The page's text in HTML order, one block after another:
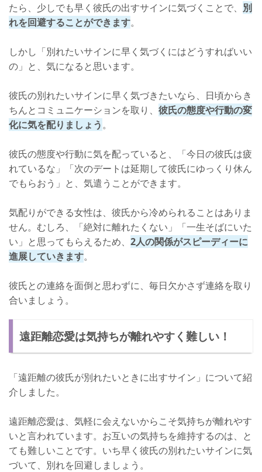
たら、少しでも早く彼氏の出すサインに気づくことで、 別
れを回避することができます。
しかし「別れたいサインに早く気づくにはどうすればいい
の」と、気になると思います。
彼氏の別れたいサインに早く気づきたいなら、日頃からき
ちんとコミュニケーションを取り、 彼氏の態度や行動の変
化に気を配りましょう。
彼氏の態度や行動に気を配っていると、「今日の彼氏は疲
れているな」「次のデートは延期して彼氏にゆっくり休ん
でもらおう」と、気遣うことができます。
気配りができる女性は、彼氏から冷められることはありま
せん。むしろ、「絶対に離れたくない」「一生そばにいた
い」と思ってもらえるため、 2人の関係がスピーディーに
進展していきます。
彼氏との連絡を面倒と思わずに、毎日欠かさず連絡を取り
合いましょう。
遠距離恋愛は気持ちが離れやすく難しい！
「遠距離の彼氏が別れたいときに出すサイン」について紹
介しました。
遠距離恋愛は、気軽に会えないからこそ気持ちが離れやす
いと言われています。お互いの気持ちを維持するのは、と
ても難しいことです。いち早く彼氏の別れたいサインに気
づいて、別れを回避しましょう。